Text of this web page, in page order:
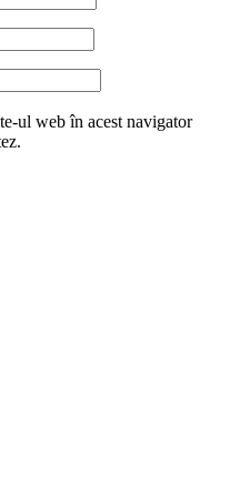
ul web în acest navigator